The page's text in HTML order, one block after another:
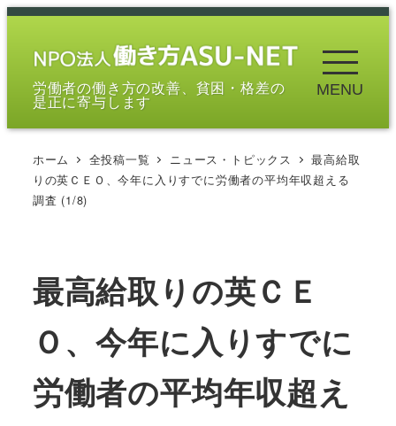
メ
労働者の働き方の改善、貧困・格差の
是正に寄与します
MENU
ホーム 全投稿一覧 ニュース・トピックス
最高給取
りの英ＣＥＯ、今年に入りすでに労働者の平均年収超える
調査 (1/8)
最高給取りの英ＣＥ
Ｏ、今年に入りすでに
労働者の平均年収超え